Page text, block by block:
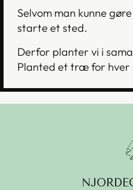
Selvom man kunne
starte et sted.
Derfor planter vi i
Planted et træ for hver